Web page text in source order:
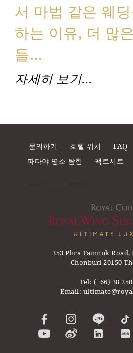
서 마법 같은 웨
하는 이유, 더 많
들…
자세히 보기…
문의하기 호텔 위치 FAQ
파타야 명소 탐험
팩트시트
353 Phra Tamnuk
Chonburi 20150
Tel: (+66) 38
Email: